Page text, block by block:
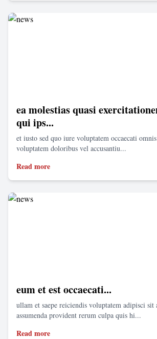
ea molestias quasi
qui ips...
et iusto sed quo iure voluptatem occaecati
voluptatem doloribus vel accusantiu...
Read more
eum et est occaecati...
ullam et saepe reiciendis voluptatem adipisci sit
assumenda provident rerum culpa quis hi...
Read more